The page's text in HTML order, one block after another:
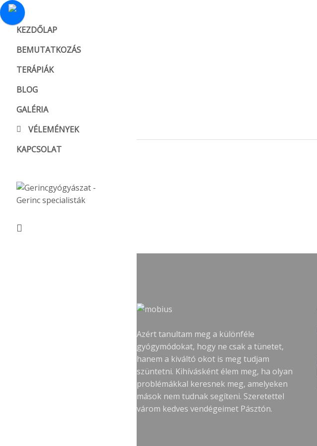
KEZDŐLAP
BEMUTATKOZÁS
TERÁPIÁK
BLOG
GALÉRIA
VÉLEMÉNYEK
KAPCSOLAT
Azért tanultam meg a különféle
gyógymódokat, hogy ne csak a tünetet,
hanem a kiváltó okot is meg tudjam
szüntetni. Kihívásként élem meg, ha olyan
problémákkal keresnek meg, amelyeken
mások nem tudnak segíteni. Szeretettel
várom kedves vendégeimet Pásztón.